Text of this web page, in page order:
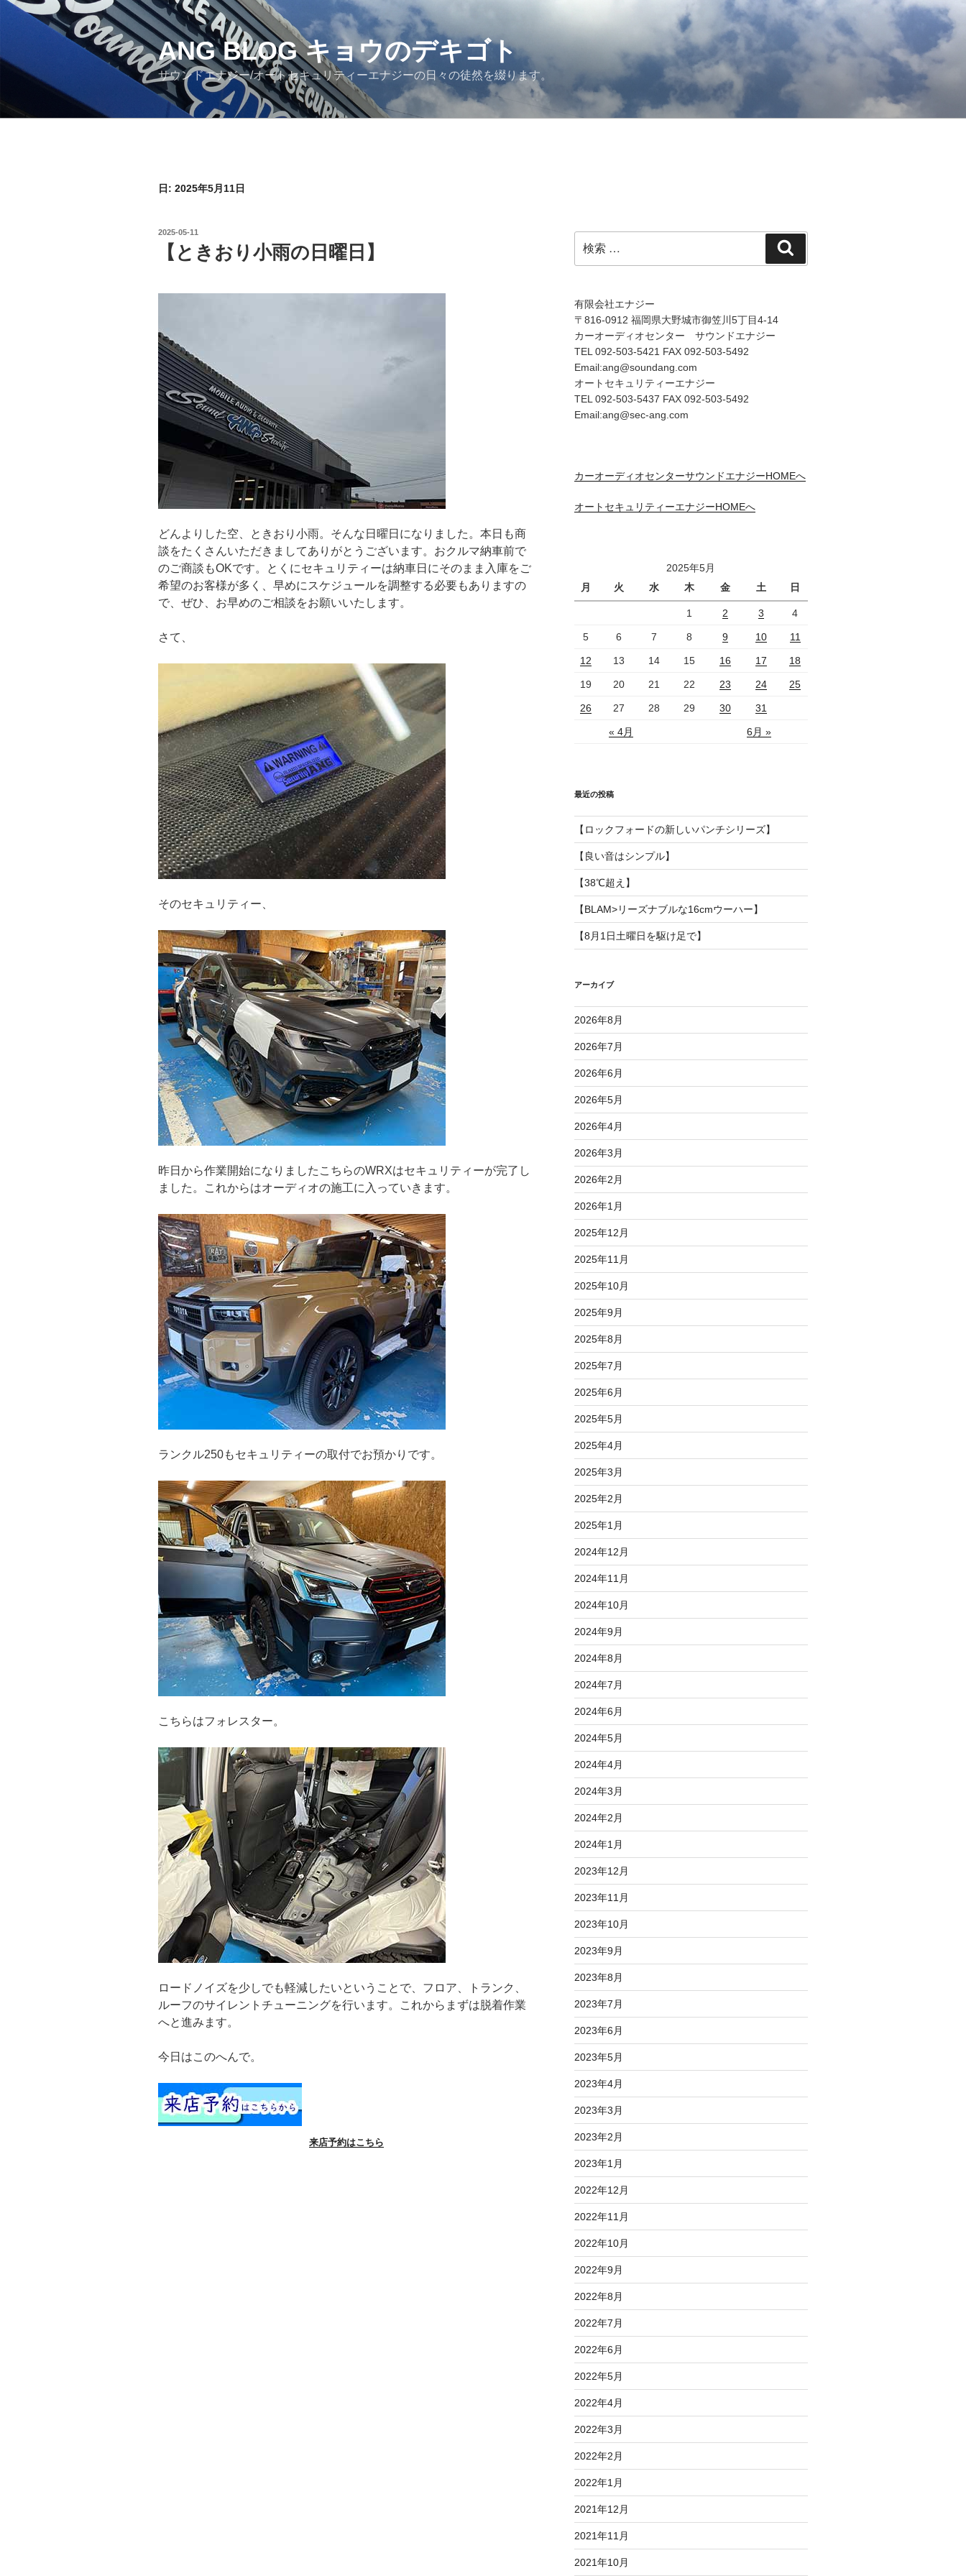
ン
ス
ANG BLOG キョウのデキゴト
サウンドエナジー/オートセキュリティーエナジーの日々の徒然を綴ります。
日: 2025年5月11日
投
2025-05-11
【ときおり小雨の日曜日】
どんよりした空、ときおり小雨。そんな日曜日になりました。本日も商
談をたくさんいただきましてありがとうございます。おクルマ納車前で
のご商談もOKです。とくにセキュリティーは納車日にそのまま入庫をご
希望のお客様が多く、早めにスケジュールを調整する必要もありますの
で、ぜひ、お早めのご相談をお願いいたします。
さて、
そのセキュリティー、
昨日から作業開始になりましたこちらのWRXはセキュリティーが完了し
ました。これからはオーディオの施工に入っていきます。
ランクル250もセキュリティーの取付でお預かりです。
こちらはフォレスター。
ロードノイズを少しでも軽減したいということで、フロア、トランク、
ルーフのサイレントチューニングを行います。これからまずは脱着作業
へと進みます。
今日はこのへんで。
来店予約はこちら
索:
索
有限会社エナジー
〒816-0912 福岡県大野城市御笠川5丁目4-14
カーオーディオセンター サウンドエナジー
TEL 092-503-5421 FAX 092-503-5492
Email:ang@soundang.com
オートセキュリティーエナジー
TEL 092-503-5437 FAX 092-503-5492
Email:ang@sec-ang.com
カーオーディオセンターサウンドエナジーHOMEへ
オートセキュリティーエナジーHOMEへ
2025年5月
月
火 水 木 金 土 日
« 4月 6月 »
1 2 3 4
5 6 7 8 9 10 11
12 13 14 15 16 17 18
19 20 21 22 23 24 25
26 27 28 29 30 31
最近の投稿
【ロックフォードの新しいパンチシリーズ】
【良い音はシンプル】
【38℃超え】
【BLAM>リーズナブルな16cmウーハー】
【8月1日土曜日を駆け足で】
アーカイブ
2026年8月
2026年7月
2026年6月
2026年5月
2026年4月
2026年3月
2026年2月
2026年1月
2025年12月
2025年11月
2025年10月
2025年9月
2025年8月
2025年7月
2025年6月
2025年5月
2025年4月
2025年3月
2025年2月
2025年1月
2024年12月
2024年11月
2024年10月
2024年9月
2024年8月
2024年7月
2024年6月
2024年5月
2024年4月
2024年3月
2024年2月
2024年1月
2023年12月
2023年11月
2023年10月
2023年9月
2023年8月
2023年7月
2023年6月
2023年5月
2023年4月
2023年3月
2023年2月
2023年1月
2022年12月
2022年11月
2022年10月
2022年9月
2022年8月
2022年7月
2022年6月
2022年5月
2022年4月
2022年3月
2022年2月
2022年1月
2021年12月
2021年11月
2021年10月